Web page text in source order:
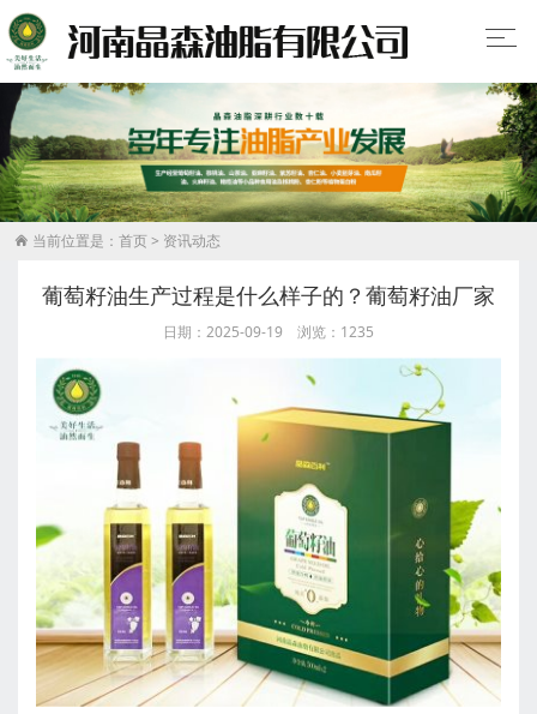
 当前位置是： 首页> 资讯动态
葡萄籽油生产过程是什么样子的？葡萄籽油厂家
日期：2025-09-19 浏览：1235